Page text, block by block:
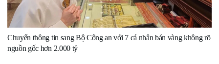
Chuyển thông tin sang Bộ Công an với 7 cá nhân bán vàng không rõ
nguồn gốc hơn 2.000 tỷ